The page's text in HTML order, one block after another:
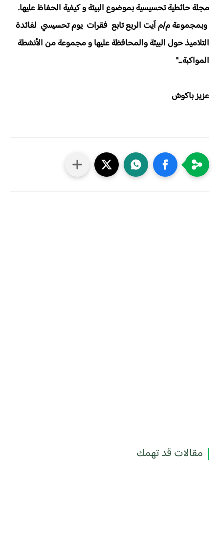
مجلة حائطية تحسيسية بموضوع البيئة و كيفية الحفاظ عليها.
وبمجموعة م/م آيت الربع تابع فقرات يوم تحسيسي لفائدة
التلاميذ حول البيئة والمحافظة عليها و مجموعة من الأنشطة
المواكبة..."
عزيز باكوش
مقالات قد تهمك